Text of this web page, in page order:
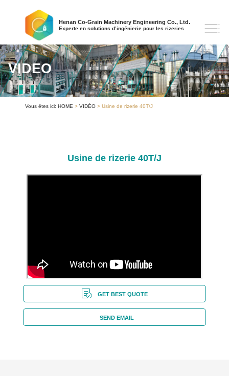
Henan Co-Grain Machinery Engineering Co., Ltd.
Experte en solutions d’ingénierie pour les rizeries
VIDEO
Vous êtes ici: HOME >VIDÉO > Usine de rizerie 40T/J
Usine de rizerie 40T/J
GET BEST QUOTE
SEND EMAIL